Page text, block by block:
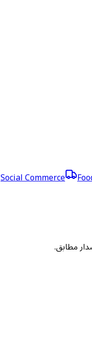
Social Commerce
مطابق.